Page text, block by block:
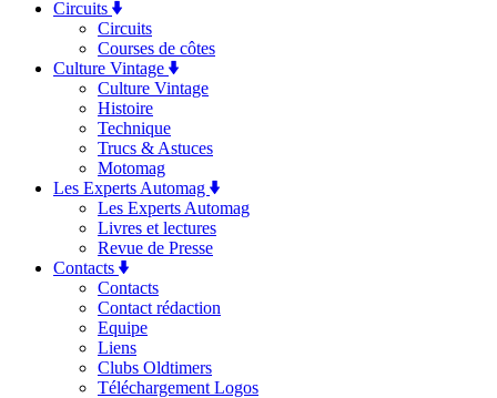
Circuits
Circuits
Courses de côtes
Culture Vintage
Culture Vintage
Histoire
Technique
Trucs & Astuces
Motomag
Les Experts Automag
Les Experts Automag
Livres et lectures
Revue de Presse
Contacts
Contacts
Contact rédaction
Equipe
Liens
Clubs Oldtimers
Téléchargement Logos